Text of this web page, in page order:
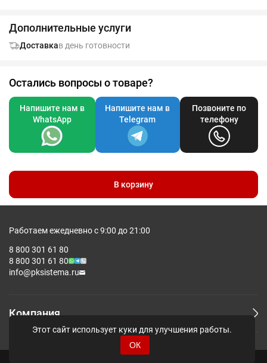
удобного хранения. Поставляется в коробке из крафт-бумаги
Дополнительные услуги
Доставкав день готовности
Остались вопросы о товаре?
Напишите нам в
WhatsApp
Напишите нам в
Telegram
Позвоните по
телефону
В корзину
Работаем ежедневно с 9:00 до 21:00
8 800 301 61 80
8 800 301 61 80
info@pksistema.ru
Компания
Этот сайт использует куки для улучшения работы.
ОК